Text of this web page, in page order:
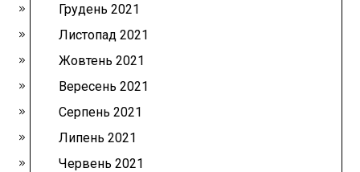
Грудень 2021
Листопад 2021
Жовтень 2021
Вересень 2021
Серпень 2021
Липень 2021
Червень 2021